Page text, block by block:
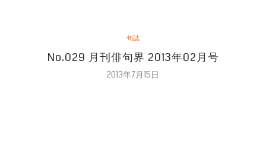
句誌
No.029 月刊俳句界 2013年02月号
2013年7月15日